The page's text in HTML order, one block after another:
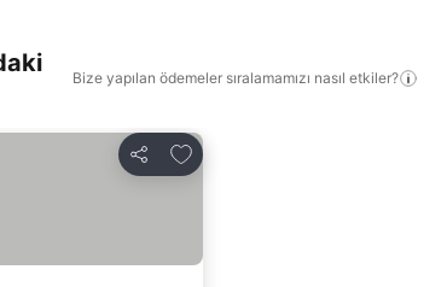
Bize yapılan ödemeler sıralamamızı nasıl etkiler?
Paylaş
Favorilerime ekle